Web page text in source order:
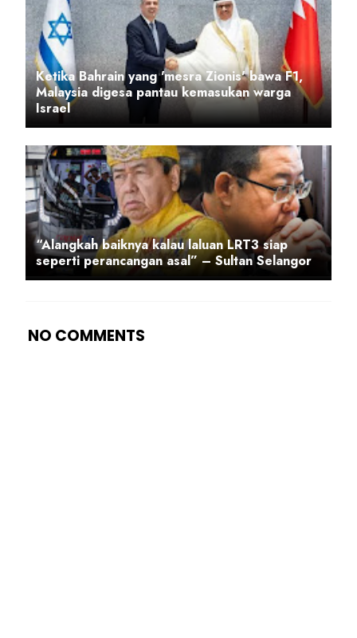
Ketika Bahrain yang 'mesra Zionis' bawa F1,
Malaysia digesa pantau kemasukan warga
Israel
“Alangkah baiknya kalau laluan LRT3 siap
seperti perancangan asal” – Sultan Selangor
NO COMMENTS